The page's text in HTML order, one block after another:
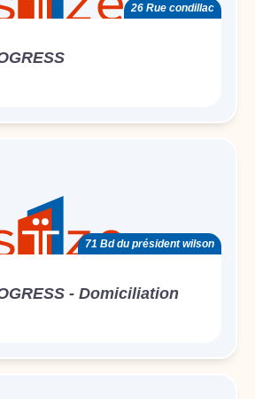
26 Rue condillac
71 Bd du président wilson
- Domiciliation